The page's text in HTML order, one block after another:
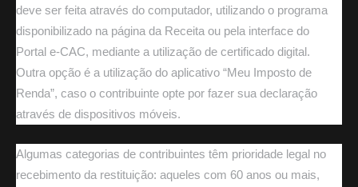
deve ser feita através do computador, utilizando o programa
disponibilizado na página da Receita ou pela interface do
Portal e-CAC, mediante a utilização de certificado digital.
Outra opção é a utilização do aplicativo “Meu Imposto de
Renda”, caso o contribuinte opte por fazer sua declaração
através de dispositivos móveis.
Algumas categorias de contribuintes têm prioridade legal no
recebimento da restituição: aqueles com 60 anos ou mais,